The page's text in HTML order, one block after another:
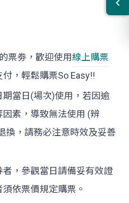
票劵，歡迎使用線上購票
，輕鬆購票So Easy!!
當日(場次)使用，若因逾
素，導致無法使用 (辨
換，請務必注意時效及妥善
，參觀當日請備妥有效證
依票價規定購票。